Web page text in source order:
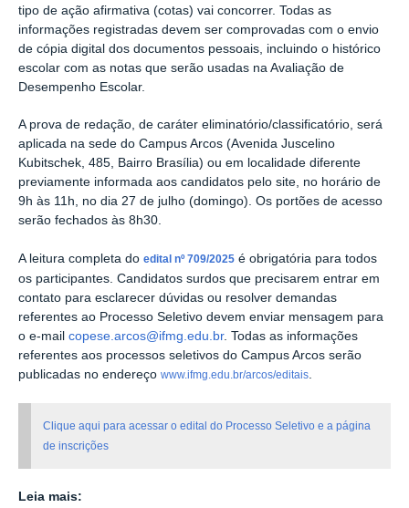
tipo de ação afirmativa (cotas) vai concorrer. Todas as
informações registradas devem ser comprovadas com o envio
de cópia digital dos documentos pessoais, incluindo o histórico
escolar com as notas que serão usadas na Avaliação de
Desempenho Escolar.
A prova de redação, de caráter eliminatório/classificatório, será
aplicada na sede do Campus Arcos (Avenida Juscelino
Kubitschek, 485, Bairro Brasília) ou em localidade diferente
previamente informada aos candidatos pelo site, no horário de
9h às 11h, no dia 27 de julho (domingo). Os portões de acesso
serão fechados às 8h30.
A leitura completa do edital nº 709/2025 é obrigatória para todos
os participantes. Candidatos surdos que precisarem entrar em
contato para esclarecer dúvidas ou resolver demandas
referentes ao Processo Seletivo devem enviar mensagem para
o e-mail copese.arcos@ifmg.edu.br. Todas as informações
referentes aos processos seletivos do Campus Arcos serão
publicadas no endereço www.ifmg.edu.br/arcos/editais
Clique aqui para acessar o edital do Processo Seletivo e a página
de inscrições
Leia mais: